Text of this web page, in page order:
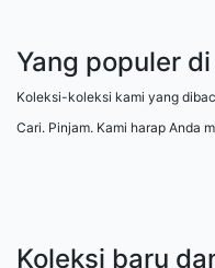
Yang populer
Koleksi-koleksi kami yang
Cari. Pinjam. Kami harap Anda
Koleksi baru